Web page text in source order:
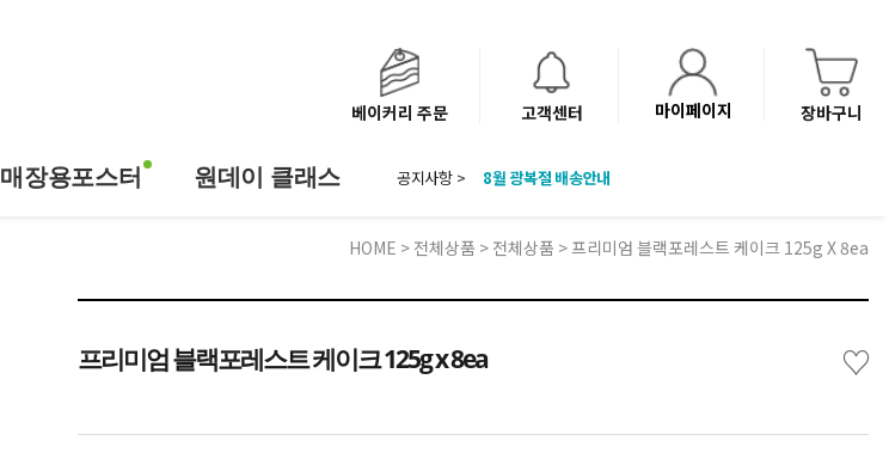
베이커리 주문 고객센터 마이페이지 장바구니
매장용포스터 원데이 클래스 공지사항 >
8월 광복절 배송안내
HOME > 전체상품 > 전체상품 > 프리미엄 블랙포레스트 케이크 125g X 8ea
프리미엄 블랙포레스트 케이크 125g x 8ea ♡